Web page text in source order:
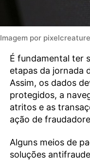
Imagem por
É fundamental ter
etapas da jornada
Assim, os dados
protegidos, a
atritos e as
ação de
Alguns meios de
soluções antifraude